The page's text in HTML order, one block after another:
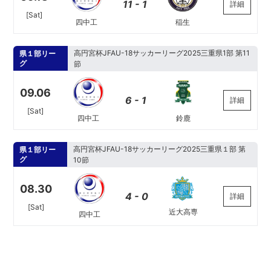
[Sat]
四中工
11 - 1
稲生
詳細
県１部リー
グ
高円宮杯JFAU-18サッカーリーグ2025三重県1部 第11
節
09.06
[Sat]
四中工
6 - 1
鈴鹿
詳細
県１部リー
グ
高円宮杯JFAU-18サッカーリーグ2025三重県１部 第
10節
08.30
[Sat]
四中工
4 - 0
近大高専
詳細